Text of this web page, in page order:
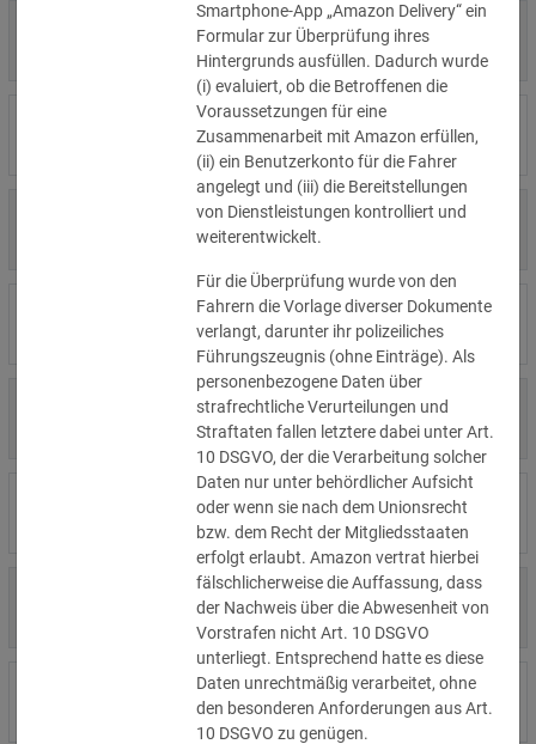
6.358 €
»Details
Privatperson
8.500 €
»Details
Wirtschaftsprüfungsgesellschaft
4.000 €
»Details
15.000 €
»Details
Flamel
13.450 €
»Details
Civilstyrelsen
1.150 €
»Details
Wohnungseigentümergemeinsch
aft
1.000 €
»Details
Studio-Betreiber
5.200 €
»Details
Nichtregierungsorganisation
Smartphone-App „Amazon Delivery“ ein
Formular zur Überprüfung ihres
Hintergrunds ausfüllen. Dadurch wurde
(i) evaluiert, ob die Betroffenen die
Voraussetzungen für eine
Zusammenarbeit mit Amazon erfüllen,
(ii) ein Benutzerkonto für die Fahrer
angelegt und (iii) die Bereitstellungen
von Dienstleistungen kontrolliert und
weiterentwickelt.
Für die Überprüfung wurde von den
Fahrern die Vorlage diverser Dokumente
verlangt, darunter ihr polizeiliches
Führungszeugnis (ohne Einträge). Als
personenbezogene Daten über
strafrechtliche Verurteilungen und
Straftaten fallen letztere dabei unter Art.
10 DSGVO, der die Verarbeitung solcher
Daten nur unter behördlicher Aufsicht
oder wenn sie nach dem Unionsrecht
bzw. dem Recht der Mitgliedsstaaten
erfolgt erlaubt. Amazon vertrat hierbei
fälschlicherweise die Auffassung, dass
der Nachweis über die Abwesenheit von
Vorstrafen nicht Art. 10 DSGVO
unterliegt. Entsprechend hatte es diese
Daten unrechtmäßig verarbeitet, ohne
den besonderen Anforderungen aus Art.
10 DSGVO zu genügen.